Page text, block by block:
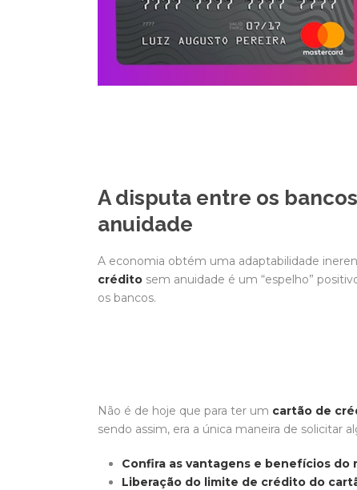
A disputa entre os
anuidade
A economia obtém uma adaptabilidade
crédito sem anuidade é um “espelho”
os bancos.
Não é de hoje que para ter um cartão de
sendo assim, era a única maneira de solicitar
Confira as vantagens e benefícios
Liberação do limite de crédito do